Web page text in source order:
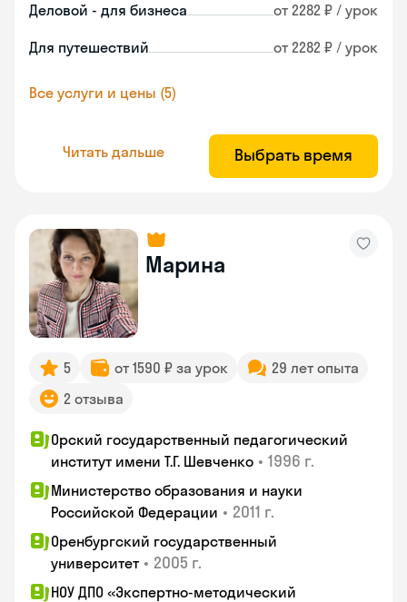
Деловой - для бизнеса от 2282 ₽ / урок
Для путешествий от 2282 ₽ / урок
Все услуги и цены (5)
Читать дальше Выбрать время
Марина
5 от 1590 ₽ за урок
29 лет опыта
2 отзыва
Орский государственный педагогический
институт имени Т.Г. Шевченко • 1996 г.
Министерство образования и науки
Российской Федерации • 2011 г.
Оренбургский государственный
университет • 2005 г.
НОУ ДПО «Экспертно-методический